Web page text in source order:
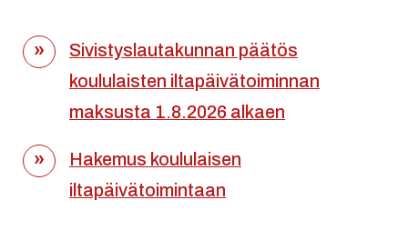
Sivistyslautakunnan päätös
koululaisten iltapäivätoiminnan
maksusta 1.8.2026 alkaen
Hakemus koululaisen
iltapäivätoimintaan